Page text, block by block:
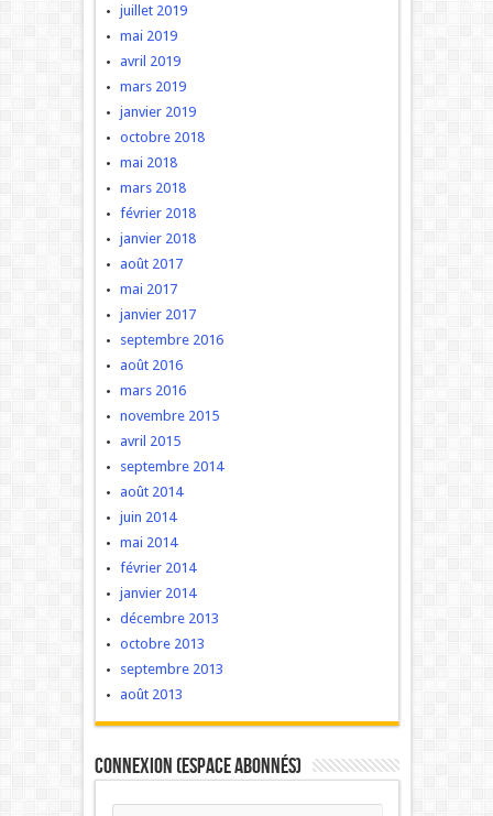
juillet 2019
mai 2019
avril 2019
mars 2019
janvier 2019
octobre 2018
mai 2018
mars 2018
février 2018
janvier 2018
août 2017
mai 2017
janvier 2017
septembre 2016
août 2016
mars 2016
novembre 2015
avril 2015
septembre 2014
août 2014
juin 2014
mai 2014
février 2014
janvier 2014
décembre 2013
octobre 2013
septembre 2013
août 2013
Connexion (Espace Abonnés)